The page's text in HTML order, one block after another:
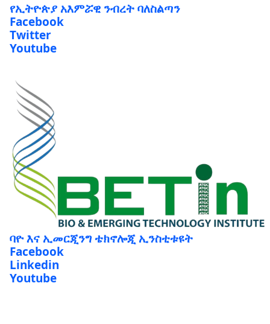
የኢትዮጵያ አእምሯዊ ንብረት ባለስልጣን
Facebook
Twitter
Youtube
ባዮ እና ኢመርጂንግ ቴክኖሎጂ ኢንስቲቱዩት
Facebook
Linkedin
Youtube